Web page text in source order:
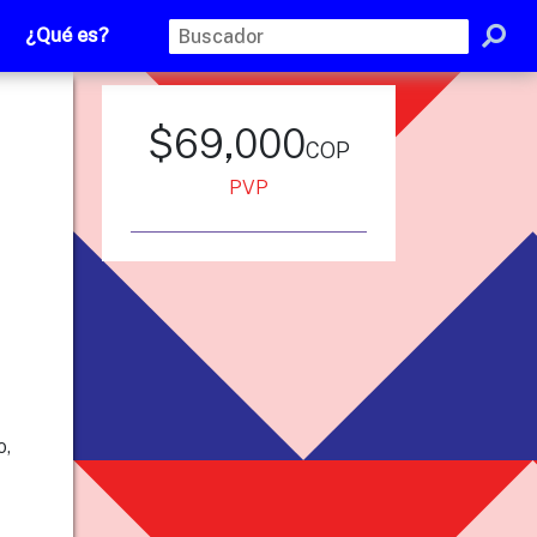
¿Qué es?
$69,000cop
PVP